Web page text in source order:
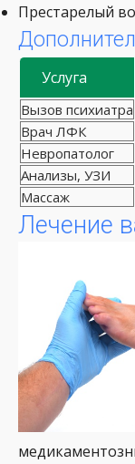
Престарелый
Услуга
Вызов психиатра
Врач ЛФК
Невропатолог
Анализы, УЗИ
Массаж
Лечение